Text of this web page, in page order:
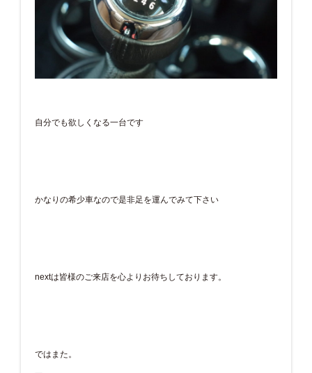
自分でも欲しくなる一台です
かなりの希少車なので是非足を運んでみて下さい
nextは皆様のご来店を心よりお待ちしております。
ではまた。